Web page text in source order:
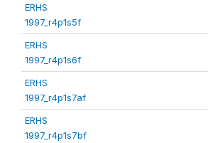
ERHS
1997_r4p1s5f
ERHS
1997_r4p1s6f
ERHS
1997_r4p1s7af
ERHS
1997_r4p1s7bf